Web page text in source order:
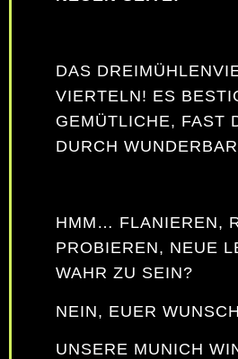
DAS
VIERTELN! ES
GEMÜTLICHE, FAST
DURCH
HMM… FLANIEREN,
PROBIEREN, NEUE
WAHR ZU SEIN?
NEIN, EUER
UNSERE MUNICH